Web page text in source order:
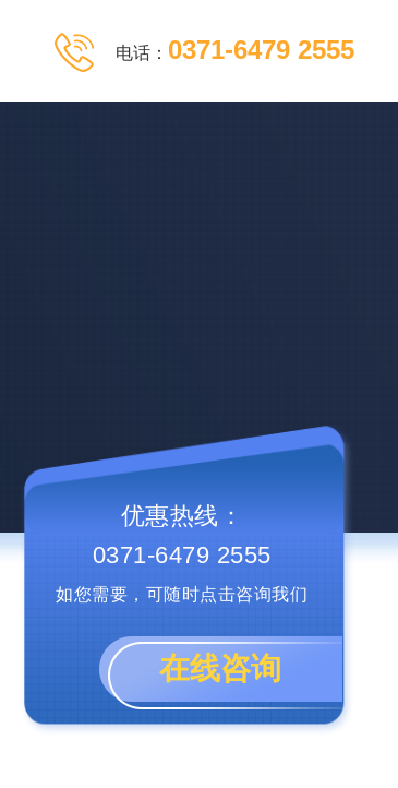
电话： 0371-6479 2555
优惠热线：
0371-6479 2555
如您需要，可随时点击咨询我们
在线咨询